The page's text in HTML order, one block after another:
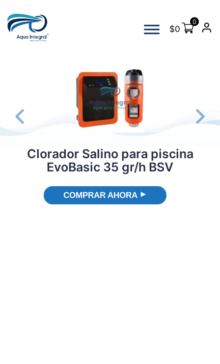
$0
0
Clorador Salino para piscina
EvoBasic 35 gr/h BSV
COMPRAR AHORA